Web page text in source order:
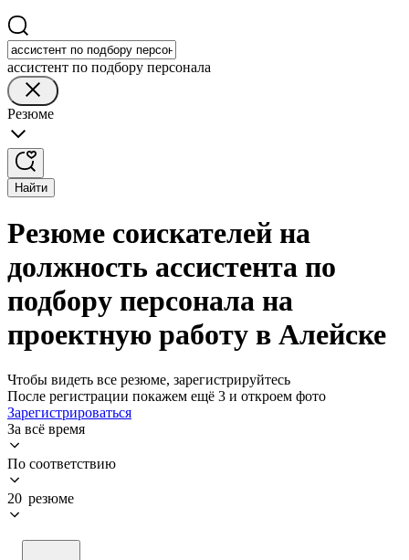
ассистент по подбору персонала
Резюме
Найти
Резюме соискателей на
должность ассистента по
подбору персонала на
проектную работу в Алейске
Чтобы видеть все резюме, зарегистрируйтесь
После регистрации покажем ещё 3 и откроем фото
Зарегистрироваться
За всё время
По соответствию
20 резюме